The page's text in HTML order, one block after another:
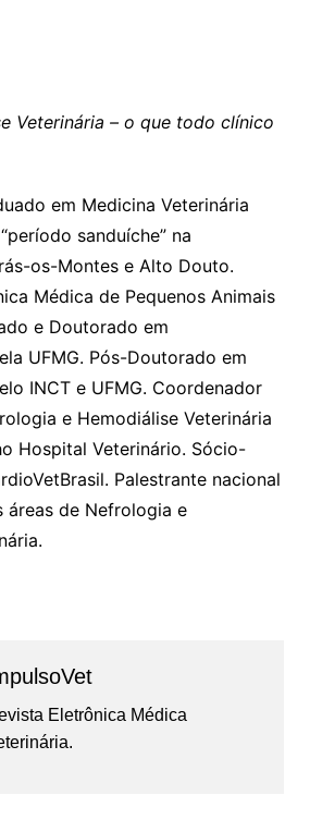
Veterinária – o que todo clínico
em Medicina Veterinária
sanduíche” na
os-Montes e Alto Douto.
Médica de Pequenos Animais
e Doutorado em
UFMG. Pós-Doutorado em
INCT e UFMG. Coordenador
e Hemodiálise Veterinária
Hospital Veterinário. Sócio-
Palestrante nacional
áreas de Nefrologia e
Eletrônica Médica